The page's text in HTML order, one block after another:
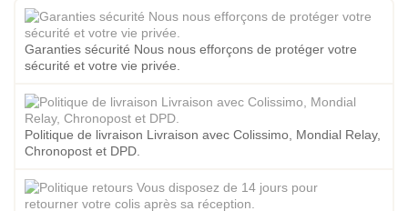
Garanties sécurité Nous nous efforçons de protéger votre
sécurité et votre vie privée.
Politique de livraison Livraison avec Colissimo, Mondial Relay,
Chronopost et DPD.